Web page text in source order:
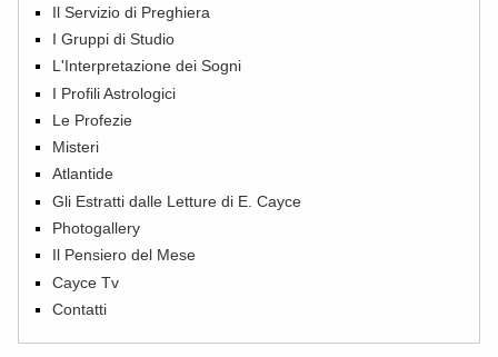
Il Servizio di Preghiera
I Gruppi di Studio
L'Interpretazione dei Sogni
I Profili Astrologici
Le Profezie
Misteri
Atlantide
Gli Estratti dalle Letture di E. Cayce
Photogallery
Il Pensiero del Mese
Cayce Tv
Contatti